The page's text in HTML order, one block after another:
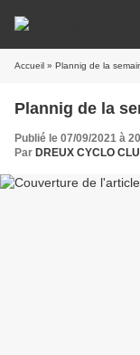
Accueil » Plannig de la
Plannig de la
Publié le 07/09/2021 à
Par DREUX CYCLO